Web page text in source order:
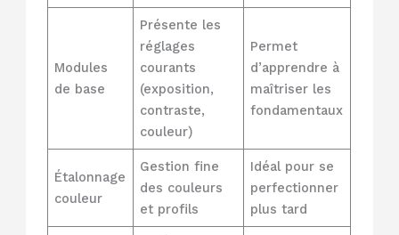
Modules
de base
Présente les
réglages
courants
(exposition,
contraste,
couleur)
Permet
d’apprendre à
maîtriser les
fondamentaux
Étalonnage
couleur
Gestion fine
des couleurs
et profils
Idéal pour se
perfectionner
plus tard